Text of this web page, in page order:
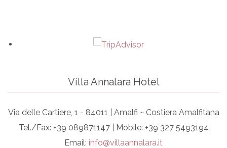
Villa Annalara Hotel
Via delle Cartiere, 1 - 84011 | Amalfi ~ Costiera Amalfitana
Tel./Fax: +39 089871147 | Mobile: +39 327 5493194
Email: info@villaannalara.it